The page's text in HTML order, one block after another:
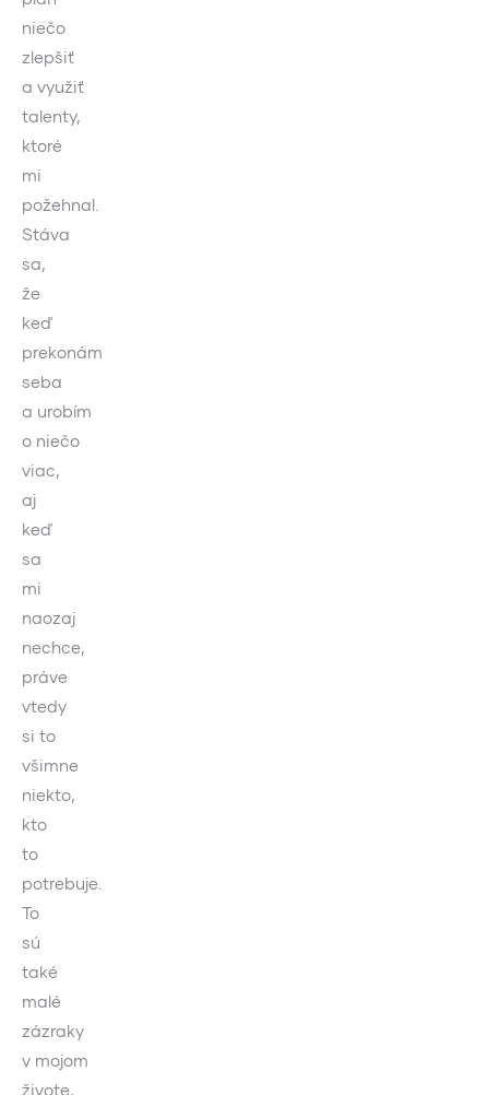
niečo
zlepšiť
a využiť
talenty,
ktoré
mi
požehnal.
Stáva
sa,
že
keď
prekonám
seba
a urobím
o niečo
viac,
aj
keď
sa
mi
naozaj
nechce,
práve
vtedy
si to
všimne
niekto,
kto
to
potrebuje.
To
sú
také
malé
zázraky
v mojom
živote,